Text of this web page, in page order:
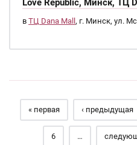
Love Republic, Минск, ТЦ
в ТЦ Dana Mall , г. Минск, ул.
Страницы
« первая ‹ предыдущая
6 …